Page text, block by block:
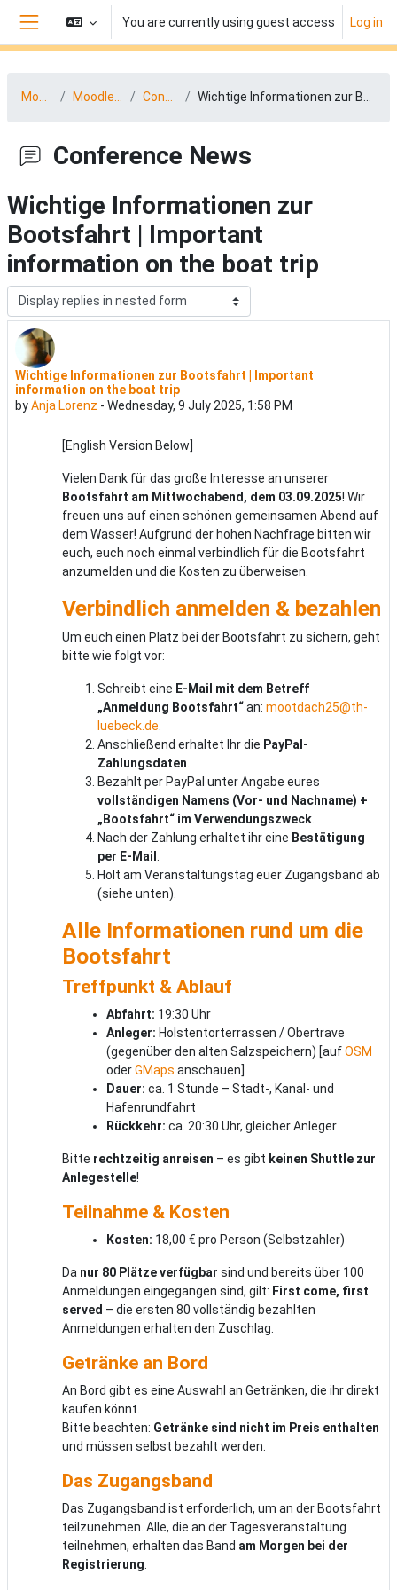
Skip to main content
Side panel
You are currently using guest access Log in
MootDACH25 MoodleMoot DACH News Conference News Wichtige Informationen zur Bootsfahrt | Important information on the boat trip
Conference News
Wichtige Informationen zur
Bootsfahrt | Important
information on the boat trip
Display mode
Wichtige Informationen zur Bootsfahrt | Important
information on the boat trip
byAnja Lorenz - Wednesday, 9 July 2025, 1:58 PM
Number of replies: 0
[English Version Below]
Vielen Dank für das große Interesse an unserer
Bootsfahrt am Mittwochabend, dem 03.09.2025! Wir
freuen uns auf einen schönen gemeinsamen Abend auf
dem Wasser! Aufgrund der hohen Nachfrage bitten wir
euch, euch noch einmal verbindlich für die Bootsfahrt
anzumelden und die Kosten zu überweisen.
Verbindlich anmelden & bezahlen
Um euch einen Platz bei der Bootsfahrt zu sichern, geht
bitte wie folgt vor:
Schreibt eine E-Mail mit dem Betreff
„Anmeldung Bootsfahrt“an: mootdach25@th-
luebeck.de
Anschließend erhaltet Ihr die PayPal-
Zahlungsdaten
Bezahlt per PayPal unter Angabe eures
vollständigen Namens (Vor- und Nachname) +
„Bootsfahrt“ im Verwendungszweck
Nach der Zahlung erhaltet ihr eine Bestätigung
per E-Mail
Holt am Veranstaltungstag euer Zugangsband ab
(siehe unten).
Alle Informationen rund um die
Bootsfahrt
Treffpunkt & Ablauf
Abfahrt: 19:30 Uhr
Anleger: Holstentorterrassen / Obertrave
(gegenüber den alten Salzspeichern) [aufOSM
oderGMaps anschauen]
Dauer: ca. 1 Stunde – Stadt-, Kanal- und
Hafenrundfahrt
Rückkehr: ca. 20:30 Uhr, gleicher Anleger
Bitte rechtzeitig anreisen – es gibt keinen Shuttle zur
Anlegestelle!
Teilnahme & Kosten
Kosten: 18,00 € pro Person (Selbstzahler)
Da nur 80 Plätze verfügbar sind und bereits über 100
Anmeldungen eingegangen sind, gilt: First come, first
served – die ersten 80 vollständig bezahlten
Anmeldungen erhalten den Zuschlag.
Getränke an Bord
An Bord gibt es eine Auswahl an Getränken, die ihr direkt
kaufen könnt.
Bitte beachten: Getränke sind nicht im Preis enthalten
und müssen selbst bezahlt werden.
Das Zugangsband
Das Zugangsband ist erforderlich, um an der Bootsfahrt
teilzunehmen. Alle, die an der Tagesveranstaltung
teilnehmen, erhalten das Band am Morgen bei der
Registrierung